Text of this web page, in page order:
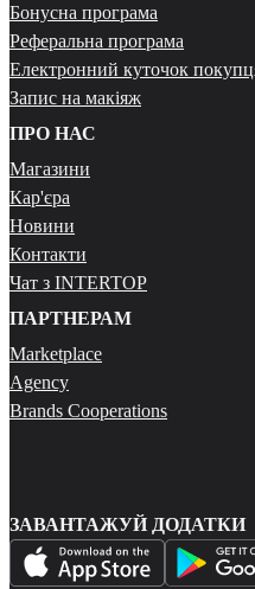
Бонусна програма
Реферальна програма
Електронний куточок
Запис на макіяж
ПРО НАС
Магазини
Кар'єра
Новини
Контакти
Чат з INTERTOP
ПАРТНЕРАМ
Marketplace
Agency
Brands Cooperations
ЗАВАНТАЖУЙ ДОДАТКИ